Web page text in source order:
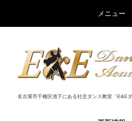
名古屋市千種区池下にある社交ダンス教室「E&Eダ
メニュー